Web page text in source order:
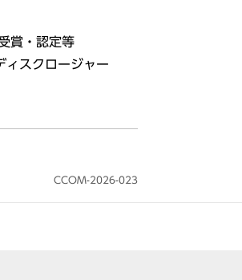
賞・認定等
ィスクロージャー
CCOM-2026-023